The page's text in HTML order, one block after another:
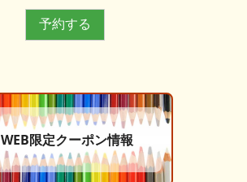
WEB限定クーポン情報